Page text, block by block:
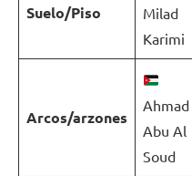
Suelo/Piso
Milad
Karimi
Arcos/arzones
Ahmad
Abu Al
Soud